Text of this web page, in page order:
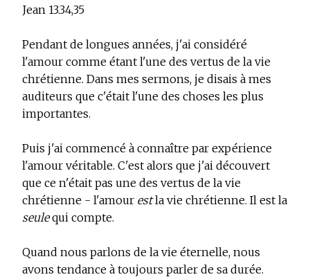
Jean 13.34,35
Pendant de longues années, j'ai considéré
l'amour comme étant l'une des vertus de la vie
chrétienne. Dans mes sermons, je disais à mes
auditeurs que c'était l'une des choses les plus
importantes.
Puis j'ai commencé à connaître par expérience
l'amour véritable. C'est alors que j'ai découvert
que ce n'était pas une des vertus de la vie
chrétienne - l'amour estla vie chrétienne. Il est la
seulequi compte.
Quand nous parlons de la vie éternelle, nous
avons tendance à toujours parler de sa durée.